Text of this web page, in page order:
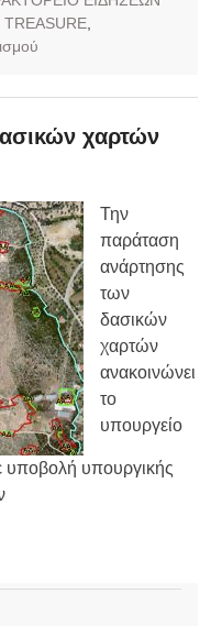
,
χαρτών
Την
παράταση
ανάρτησης
των
δασικών
χαρτών
ανακοινώνει
το
υπουργείο
υποβολή υπουργικής